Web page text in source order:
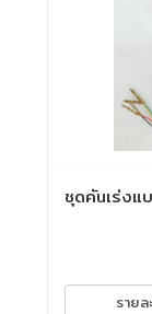
ชุดคันเร่งแ
รายล